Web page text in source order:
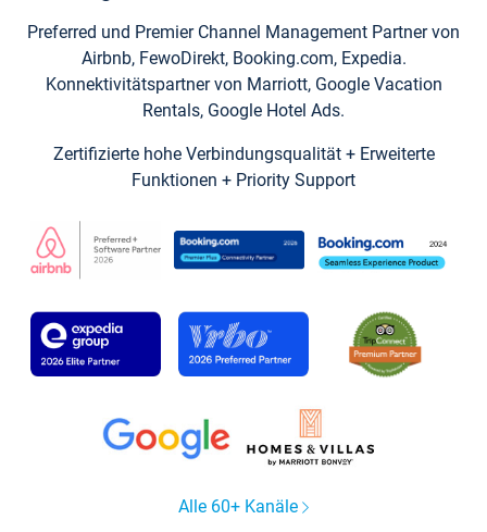
Preferred und Premier Channel Management Partner von
Airbnb, FewoDirekt, Booking.com, Expedia.
Konnektivitätspartner von Marriott, Google Vacation
Rentals, Google Hotel Ads.
Zertifizierte hohe Verbindungsqualität + Erweiterte
Funktionen + Priority Support
Alle 60+ Kanäle